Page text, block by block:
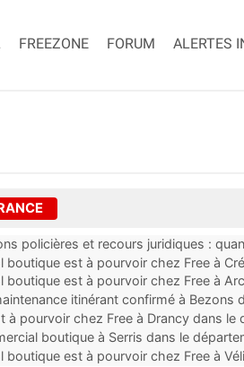
FREEZONE FORUM ALERTES
policières et recours juridiques :
est à pourvoir chez Free à
est à pourvoir chez Free à
itinérant confirmé à Bezons
pourvoir chez Free à Drancy dans le
boutique à Serris dans le
est à pourvoir chez Free à